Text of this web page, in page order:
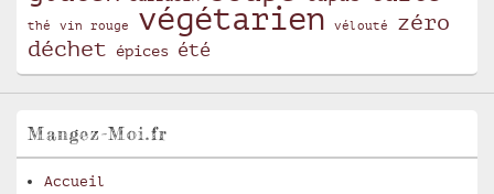
thé vin rouge végétarien vélouté
zéro
déchet
épices été
Mangez-Moi.fr
Accueil